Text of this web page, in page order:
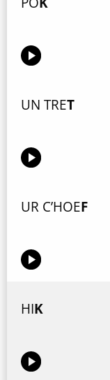
UN TRET
UR C’HOEF
HIK